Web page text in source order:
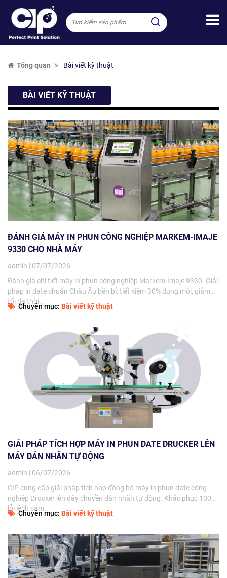
Tổng quan Bài viết kỹ thuật
BÀI VIẾT KỸ THUẬT
ĐÁNH GIÁ MÁY IN PHUN CÔNG NGHIỆP MARKEM-IMAJE
9330 CHO NHÀ MÁY
admin | 07/07/2026
Đánh giá chi tiết máy in phun công nghiệp Markem-Imaje 9330. Giải
pháp in date chuẩn Châu Âu bền bỉ, tiết kiệm 30% dung môi, giảm
tối đa thời...
Chuyên mục: Bài viết kỹ thuật
GIẢI PHÁP TÍCH HỢP MÁY IN PHUN DATE DRUCKER LÊN
MÁY DÁN NHÃN TỰ ĐỘNG
admin | 06/07/2026
CIP cung cấp giải pháp tích hợp đồng bộ máy in phun date công
nghiệp Drucker lên dây chuyền dán nhãn tự động. Khắc phục 100%
lỗi lệch cảm...
Chuyên mục: Bài viết kỹ thuật